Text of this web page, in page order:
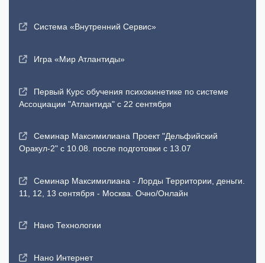
Система «Внутренний Сервис»
Игра «Мир Атлантиды»
Первый Курс обучения психокинетике по системе
Ассоциации "Атлантида" с 22 сентября
Семинар Максимилиана Проект "Дельфийский
Оракул-2" с 10.08. после подготовки с 13.07
Семинар Максимилиана - Лорды Территории, деньги.
11, 12, 13 сентября - Москва. Очно/Онлайн
Нано Технологии
Нано Интернет